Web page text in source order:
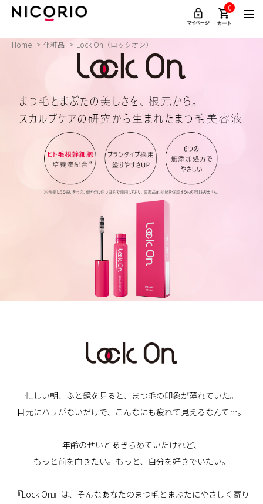
0
Home 化粧品 Lock On（ロックオン）
忙しい朝、ふと鏡を見ると、まつ毛の印象が薄れていた。
目元にハリがないだけで、こんなにも疲れて見えるなんて…。
年齢のせいとあきらめていたけれど、
もっと前を向きたい。もっと、自分を好きでいたい。
『Lock On』は、そんなあなたのまつ毛とまぶたにやさしく寄り